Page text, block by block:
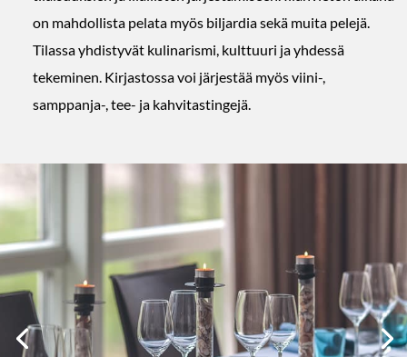
on mahdollista pelata myös biljardia sekä muita pelejä.
Tilassa yhdistyvät kulinarismi, kulttuuri ja yhdessä
tekeminen. Kirjastossa voi järjestää myös viini-,
samppanja-, tee- ja kahvitastingejä.